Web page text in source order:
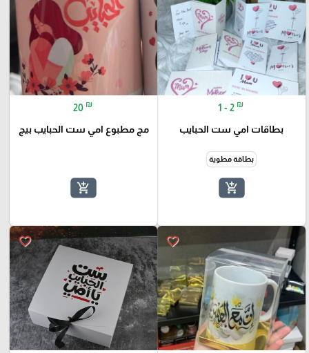
1 - 2 ₪
بطاقات امي ست الحبايب
بطاقة مطوية
add_shopping_cart
20 ₪
مج مطبوع امي ست الحبايب بيج
add_shopping_cart
favorite_border
favorite_border